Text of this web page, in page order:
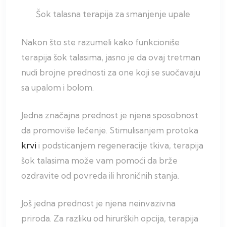
Šok talasna terapija za smanjenje upale
Nakon što ste razumeli kako funkcioniše
terapija šok talasima, jasno je da ovaj tretman
nudi brojne prednosti za one koji se suočavaju
sa upalom i bolom.
Jedna značajna prednost je njena sposobnost
da promoviše lečenje. Stimulisanjem protoka
krvii podsticanjem regeneracije tkiva, terapija
šok talasima može vam pomoći da brže
ozdravite od povreda ili hroničnih stanja.
Još jedna prednost je njena neinvazivna
priroda. Za razliku od hirurških opcija, terapija